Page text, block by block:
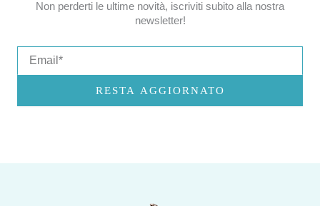
Non perderti le ultime novità, iscriviti subito alla nostra
newsletter!
RESTA AGGIORNATO